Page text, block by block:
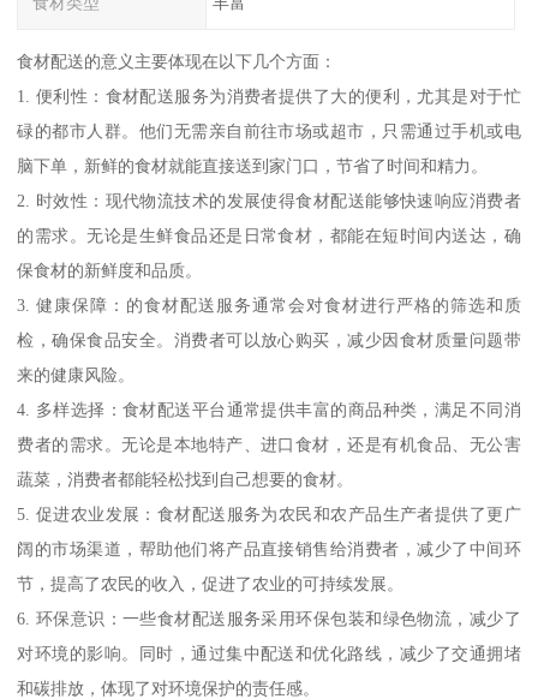
食材配送的意义主要体现在以下几个方面：
1. 便利性：食材配送服务为消费者提供了大的便利，尤其是对于忙
碌的都市人群。他们无需亲自前往市场或超市，只需通过手机或电
脑下单，新鲜的食材就能直接送到家门口，节省了时间和精力。
2. 时效性：现代物流技术的发展使得食材配送能够快速响应消费者
的需求。无论是生鲜食品还是日常食材，都能在短时间内送达，确
保食材的新鲜度和品质。
3. 健康保障：的食材配送服务通常会对食材进行严格的筛选和质
检，确保食品安全。消费者可以放心购买，减少因食材质量问题带
来的健康风险。
4. 多样选择：食材配送平台通常提供丰富的商品种类，满足不同消
费者的需求。无论是本地特产、进口食材，还是有机食品、无公害
蔬菜，消费者都能轻松找到自己想要的食材。
5. 促进农业发展：食材配送服务为农民和农产品生产者提供了更广
阔的市场渠道，帮助他们将产品直接销售给消费者，减少了中间环
节，提高了农民的收入，促进了农业的可持续发展。
6. 环保意识：一些食材配送服务采用环保包装和绿色物流，减少了
对环境的影响。同时，通过集中配送和优化路线，减少了交通拥堵
和碳排放，体现了对环境保护的责任感。